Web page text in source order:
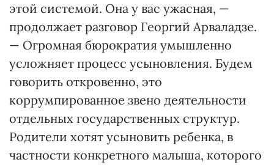
этой системой. Она у вас ужасная, —
продолжает разговор Георгий Арваладзе.
— Огромная бюрократия умышленно
усложняет процесс усыновления. Будем
говорить откровенно, это
коррумпированное звено деятельности
отдельных государственных структур.
Родители хотят усыновить ребенка, в
частности конкретного малыша, которого